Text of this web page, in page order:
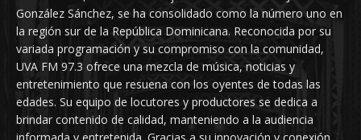
González Sánchez, se ha consolidado como la número uno en
la región sur de la República Dominicana. Reconocida por su
variada programación y su compromiso con la comunidad,
UVA FM 97.3 ofrece una mezcla de música, noticias y
entretenimiento que resuena con los oyentes de todas las
edades. Su equipo de locutores y productores se dedica a
brindar contenido de calidad, manteniendo a la audiencia